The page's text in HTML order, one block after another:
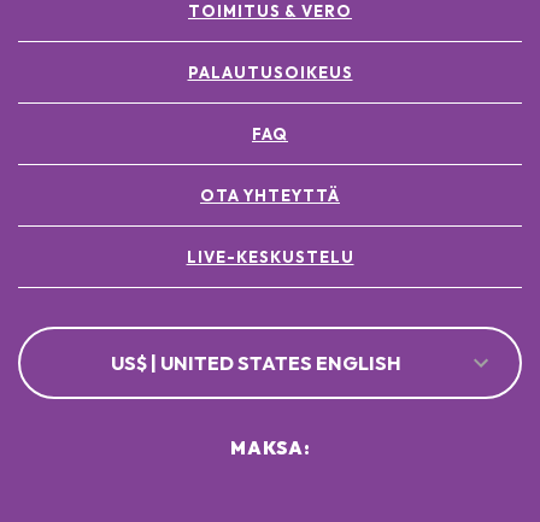
TOIMITUS & VERO
PALAUTUSOIKEUS
FAQ
OTA YHTEYTTÄ
LIVE-KESKUSTELU
US$ | UNITED STATES ENGLISH
MAKSA: